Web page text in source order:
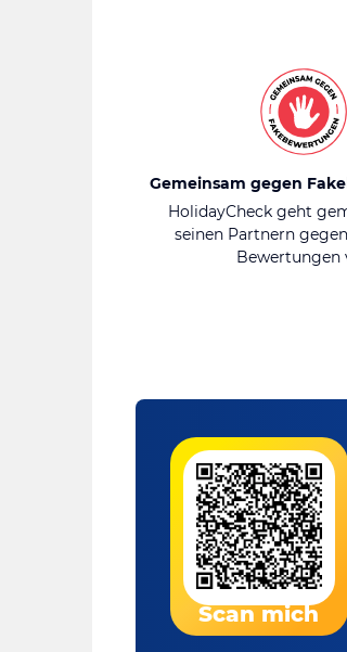
Gemeinsam gegen
HolidayCheck geht
seinen Partnern
Bewertungen
Scan mich